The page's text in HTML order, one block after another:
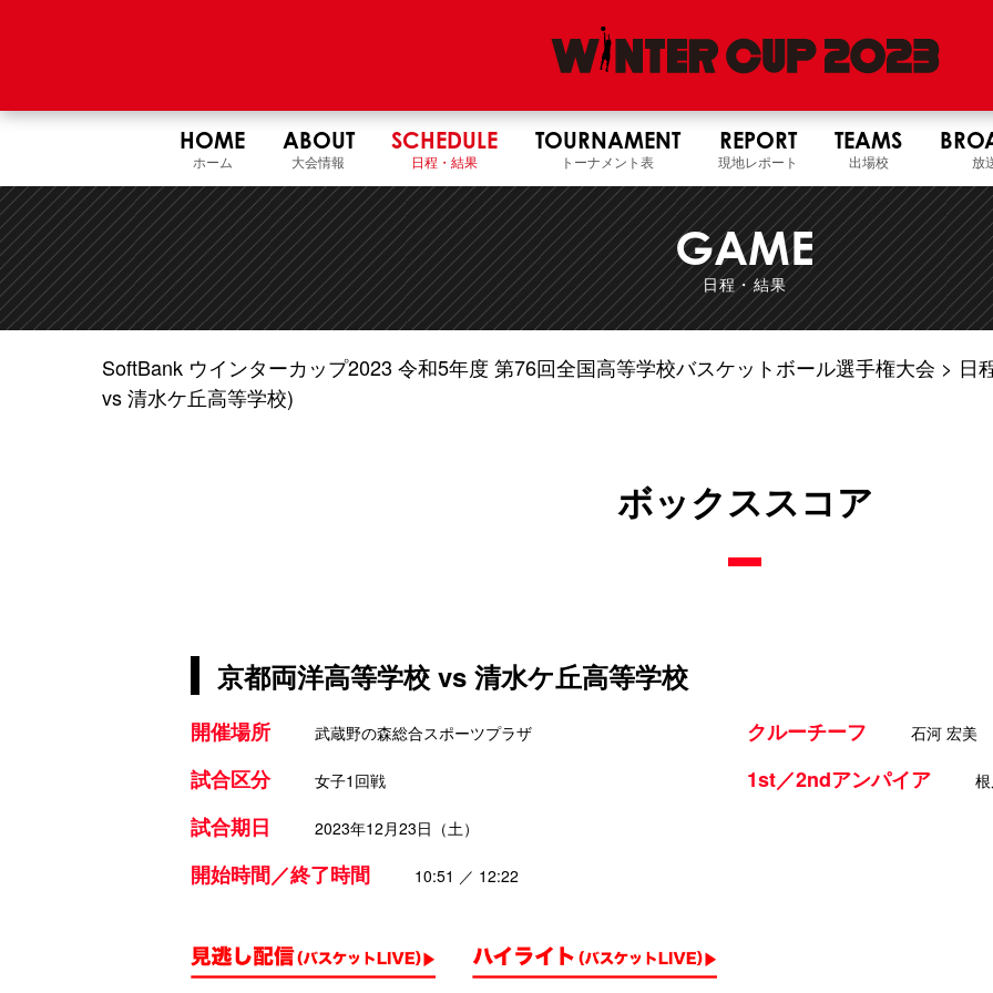
HOME
ホーム
ABOUT
大会情報
SCHEDULE
日程・結果
TOURNAMENT
トーナメント表
REPORT
現地レポート
TEAMS
出場校 放
GAME
日程・結果
SoftBank ウインターカップ2023 令和5年度 第76回全国高等学校バスケットボール選手権大会 日
vs 清水ケ丘高等学校)
ボックススコア
京都両洋高等学校 vs 清水ケ丘高等学校
開催場所 武蔵野の森総合スポーツプラザ
試合区分 女子1回戦
試合期日 2023年12月23日（土）
開始時間／終了時間 10:51 ／ 12:22
クルーチーフ 石河 宏美
1st／2ndアンパイア